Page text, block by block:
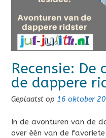
Recensie: De
de dappere
Geplaatst op 16 oktober
In de avonturen van de
over één van de